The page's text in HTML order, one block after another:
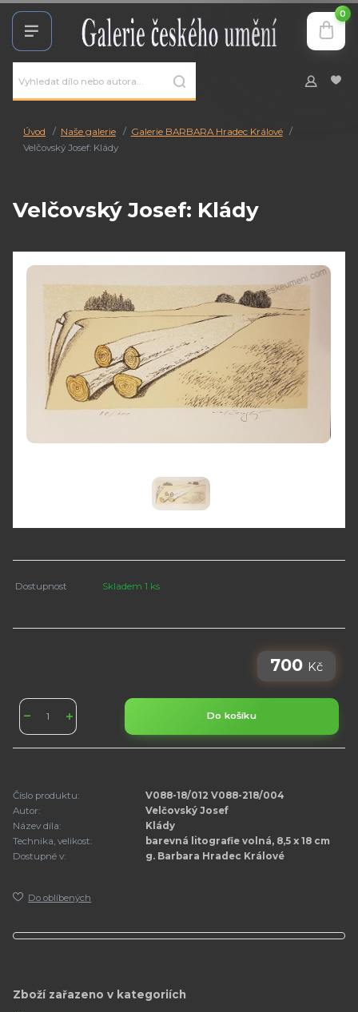
0
Úvod Naše galerie
Galerie BARBARA Hradec Králové
Velčovský Josef: Klády
Velčovský Josef: Klády
Dostupnost Skladem 1 ks
700 Kč
Do košíku
Číslo produktu:
V088-18/012 V088-218/004
Autor:
Velčovský Josef
Název díla:
Klády
Technika, velikost:
barevná litografie volná, 8,5 x 18 cm
Dostupné v:
g. Barbara Hradec Králové
Do oblíbených
Zboží zařazeno v kategoriích